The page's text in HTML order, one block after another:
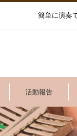
簡単に演奏
活動報告